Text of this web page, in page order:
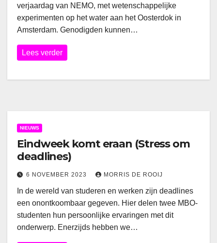
verjaardag van NEMO, met wetenschappelijke
experimenten op het water aan het Oosterdok in
Amsterdam. Genodigden kunnen…
Lees verder
NIEUWS
Eindweek komt eraan (Stress om
deadlines)
6 NOVEMBER 2023 MORRIS DE ROOIJ
In de wereld van studeren en werken zijn deadlines
een onontkoombaar gegeven. Hier delen twee MBO-
studenten hun persoonlijke ervaringen met dit
onderwerp. Enerzijds hebben we…